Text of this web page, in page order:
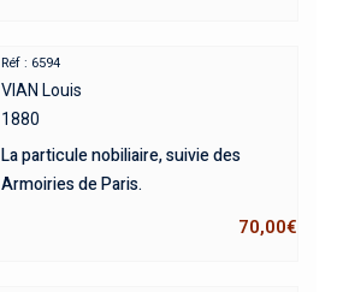
Réf : 6594
VIAN Louis
1880
La particule nobiliaire, suivie des
Armoiries de Paris.
70,00€